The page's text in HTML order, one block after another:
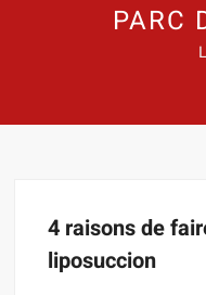
PARC
4 raisons de
liposuccion